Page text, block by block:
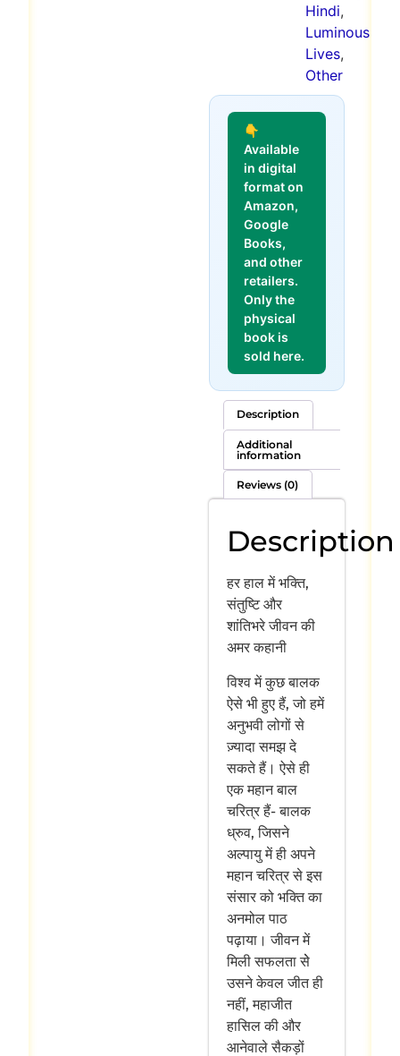
Hindi,
Luminous
Lives,
Other
👇
Available
in digital
format on
Amazon,
Google
Books,
and other
retailers.
Only the
physical
book is
sold here.
Description
Additional
information
Reviews (0)
Description
हर हाल में भक्ति,
संतुष्टि और
शांतिभरे जीवन की
अमर कहानी
विश्व में कुछ बालक
ऐसे भी हुए हैं, जो हमें
अनुभवी लोगों से
ज़्यादा समझ दे
सकते हैं। ऐसे ही
एक महान बाल
चरित्र हैं- बालक
ध्रुव, जिसने
अल्पायु में ही अपने
महान चरित्र से इस
संसार को भक्ति का
अनमोल पाठ
पढ़ाया। जीवन में
मिली सफलता सेे
उसने केवल जीत ही
नहीं, महाजीत
हासिल की और
आनेवाले सैकड़ों